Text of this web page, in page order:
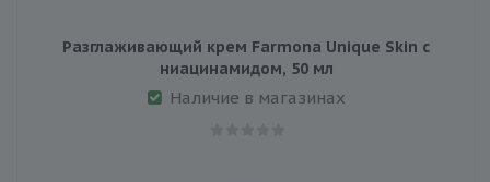
Разглаживающий крем Farmona Unique Skin с
ниацинамидом, 50 мл
Наличие в магазинах